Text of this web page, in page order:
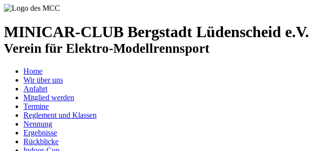
MINICAR-CLUB Bergstadt Lüdenscheid e.V.
Verein für Elektro-Modellrennsport
Home
Wir über uns
Anfahrt
Mitglied werden
Termine
Reglement und Klassen
Nennung
Ergebnisse
Rückblicke